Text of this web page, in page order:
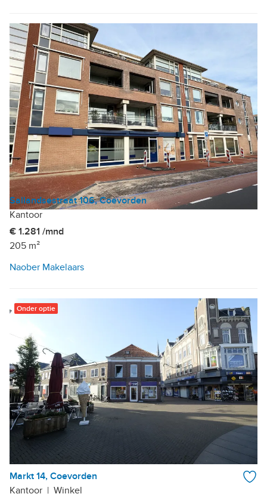
Sallandsestraat 106, Coevorden
Kantoor
€ 1.281 /mnd
205 m²
Naober Makelaars
Onder optie
Markt 14, Coevorden
Kantoor | Winkel